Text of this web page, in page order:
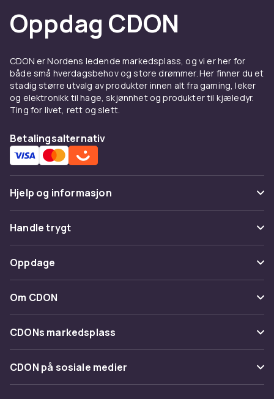
Oppdag CDON
CDON er Nordens ledende markedsplass, og vi er her for
både små hverdagsbehov og store drømmer. Her finner du et
stadig større utvalg av produkter innen alt fra gaming, leker
og elektronikk til hage, skjønnhet og produkter til kjæledyr.
Ting for livet, rett og slett.
Betalingsalternativ
Hjelp og informasjon
Vanlige spørsmål
Spor pakke
Angre & returner her
Kontakt oss
Handle trygt
Betaling
Levering
Tilbakekallinger
Oppdage
Kategorier
Varemerker
Om CDON
Om oss
Kundeanmeldelser
Jobbe på CDON
CDONs markedsplass
Merchant Help Center
CDON på sosiale medier